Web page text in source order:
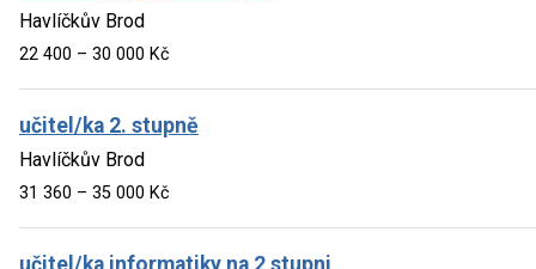
Havlíčkův Brod
22 400 – 30 000 Kč
učitel/ka 2. stupně
Havlíčkův Brod
31 360 – 35 000 Kč
učitel/ka informatiky na 2 stupni